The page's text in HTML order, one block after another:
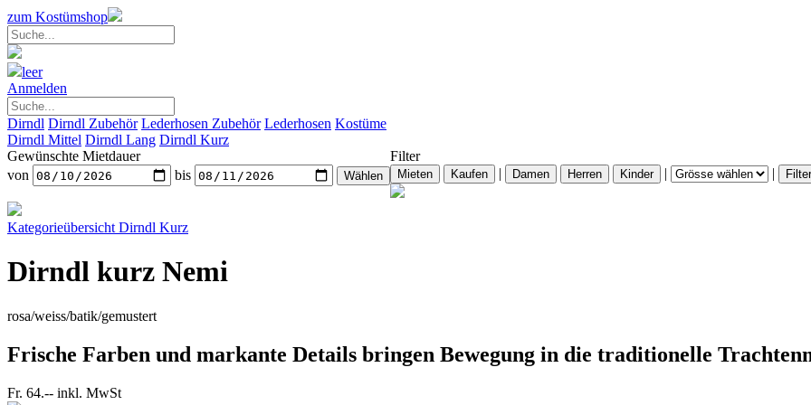
zum Kostümshop
leer
Anmelden
Dirndl Dirndl Zubehör Lederhosen Zubehör Lederhosen Kostüme
Dirndl Mittel Dirndl Lang Dirndl Kurz
Gewünschte Mietdauer
von
bis
Filter
|
| |
Kategorieübersicht Dirndl Kurz
Dirndl kurz Nemi
rosa/weiss/batik/gemustert
Frische Farben und markante Details bringen Bewegung in die traditionelle
Fr. 64.-- inkl. MwSt